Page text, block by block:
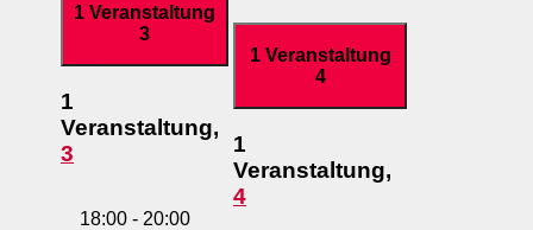
1 Veranstaltung
3
1
Veranstaltung,
3
18:00 - 20:00
1 Veranstaltung
4
1
Veranstaltung,
4